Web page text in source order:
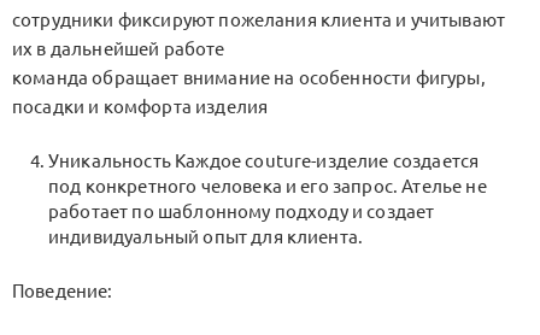
сотрудники фиксируют пожелания клиента и учитывают
их в дальнейшей работе
команда обращает внимание на особенности фигуры,
посадки и комфорта изделия
Уникальность Каждое couture-изделие создается
под конкретного человека и его запрос. Ателье не
работает по шаблонному подходу и создает
индивидуальный опыт для клиента.
Поведение: